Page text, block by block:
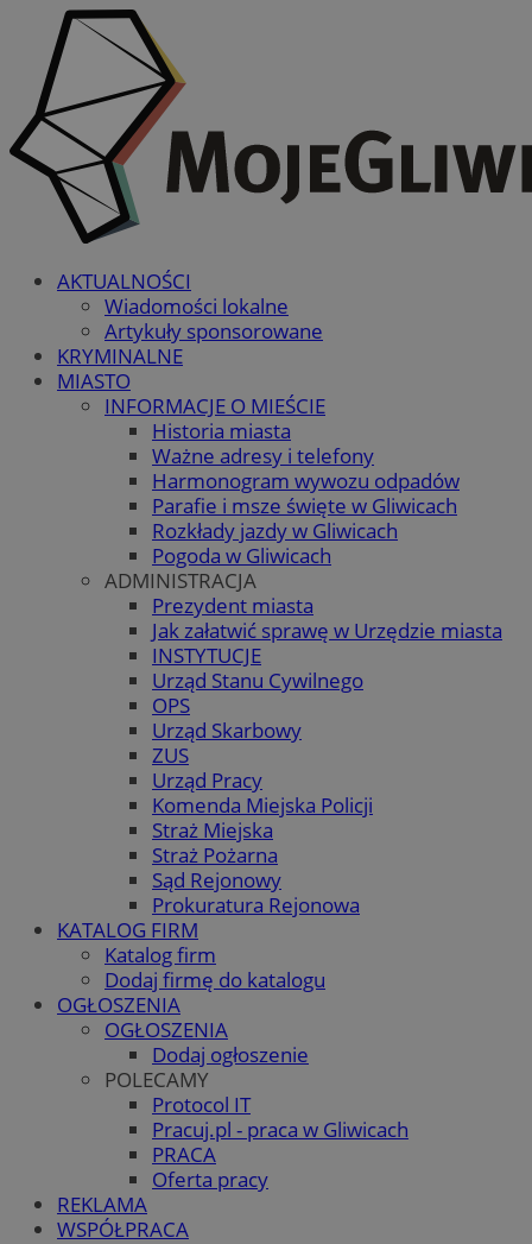
AKTUALNOŚCI
Wiadomości lokalne
Artykuły sponsorowane
KRYMINALNE
MIASTO
INFORMACJE O MIEŚCIE
Historia miasta
Ważne adresy i telefony
Harmonogram wywozu odpadów
Parafie i msze święte w Gliwicach
Rozkłady jazdy w Gliwicach
Pogoda w Gliwicach
ADMINISTRACJA
Prezydent miasta
Jak załatwić sprawę w Urzędzie miasta
INSTYTUCJE
Urząd Stanu Cywilnego
OPS
Urząd Skarbowy
ZUS
Urząd Pracy
Komenda Miejska Policji
Straż Miejska
Straż Pożarna
Sąd Rejonowy
Prokuratura Rejonowa
KATALOG FIRM
Katalog firm
Dodaj firmę do katalogu
OGŁOSZENIA
OGŁOSZENIA
Dodaj ogłoszenie
POLECAMY
Protocol IT
Pracuj.pl - praca w Gliwicach
PRACA
Oferta pracy
REKLAMA
WSPÓŁPRACA